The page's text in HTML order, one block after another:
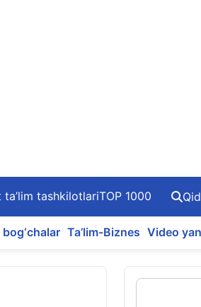
ta’lim tashkilotlariTOP 1000
Ta’lim-Biznes Video